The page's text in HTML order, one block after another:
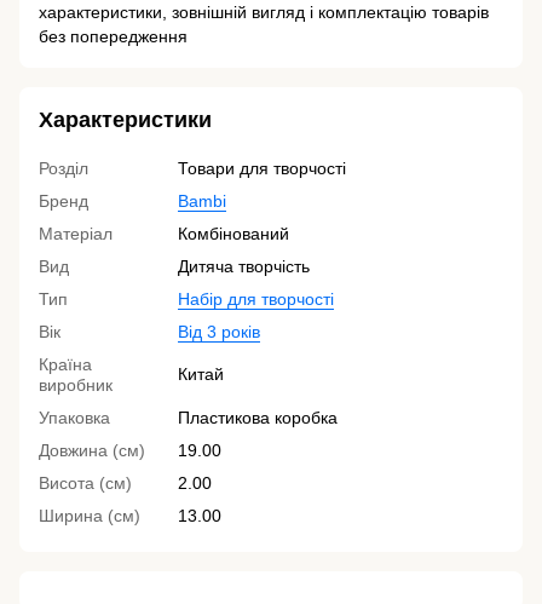
характеристики, зовнішній вигляд і комплектацію товарів
без попередження
Характеристики
Розділ
Товари для творчості
Бренд
Bambi
Матеріал
Комбінований
Вид
Дитяча творчість
Тип
Набір для творчості
Вік
Від 3 років
Країна
виробник
Китай
Упаковка
Пластикова коробка
Довжина (см)
19.00
Висота (см)
2.00
Ширина (см)
13.00